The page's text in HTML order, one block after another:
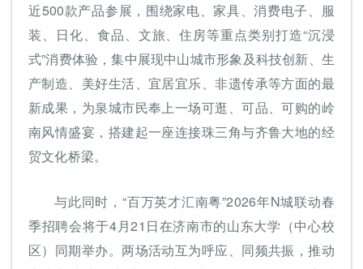
近500款产品参展，围绕家电、家具、消费电子、服
装、日化、食品、文旅、住房等重点类别打造“沉浸
式”消费体验，集中展现中山城市形象及科技创新、生
产制造、美好生活、宜居宜乐、非遗传承等方面的最
新成果，为泉城市民奉上一场可逛、可品、可购的岭
南风情盛宴，搭建起一座连接珠三角与齐鲁大地的经
贸文化桥梁。
与此同时，“百万英才汇南粤”2026年N城联动春
季招聘会将于4月21日在济南市的山东大学（中心校
区）同期举办。两场活动互为呼应、同频共振，推动